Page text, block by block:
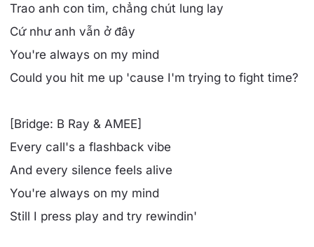
Trao anh con tim, chẳng chút lung lay
Cứ như anh vẫn ở đây
You're always on my mind
Could you hit me up 'cause I'm trying to fight time?
[Bridge: B Ray & AMEE]
Every call's a flashback vibe
And every silence feels alive
You're always on my mind
Still I press play and try rewindin'